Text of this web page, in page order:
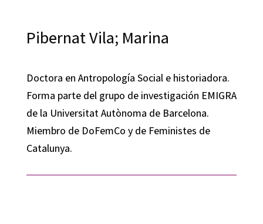
Pibernat Vila; Marina
Doctora en Antropología Social e historiadora.
Forma parte del grupo de investigación EMIGRA
de la Universitat Autònoma de Barcelona.
Miembro de DoFemCo y de Feministes de
Catalunya.